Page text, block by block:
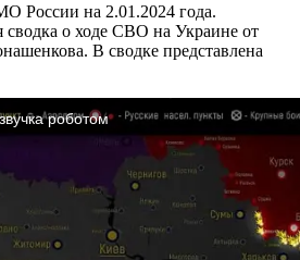
России на 2.01.2024 года.
сводка о ходе СВО на Украине от
В сводке представлена